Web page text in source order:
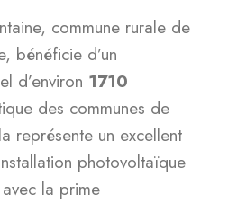
commune rurale de
bénéficie d’un
d’environ 1710
des communes de
représente un excellent
photovoltaïque
la prime